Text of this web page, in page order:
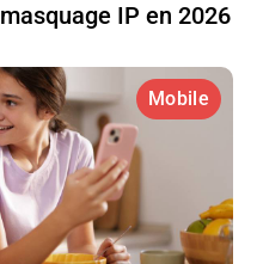
IP en 2026
Mobile